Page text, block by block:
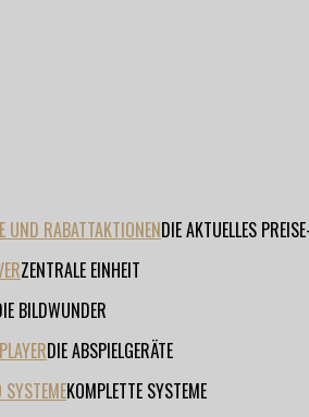
UND RABATTAKTIONENDIE AKTUELLES
ZENTRALE EINHEIT
BILDWUNDER
DIE ABSPIELGERÄTE
KOMPLETTE SYSTEME